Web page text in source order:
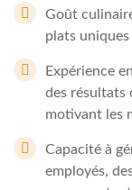
Goût
plats
Expérience
des résultats
motivant les
Capacité à
employés,